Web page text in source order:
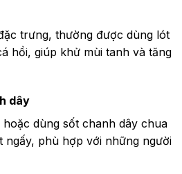
trưng, thường được dùng lót
hồi, giúp khử mùi tanh và tăng
dây
dùng sốt chanh dây chua
ngấy, phù hợp với những người